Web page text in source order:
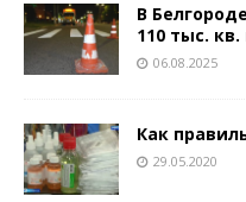
В
110 тыс.
06.08.2025
Как
29.05.2020